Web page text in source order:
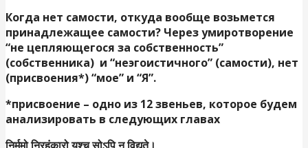
Когда нет самости, откуда вообще возьмется
принадлежащее самости? Через умиротворение
“не цепляющегося за собственность”
(собственника) и “неэгоистичного” (самости), нет
(присвоения*) “мое” и “Я”.
*присвоение – одно из 12 звеньев, которое будем
анализировать в следующих главах